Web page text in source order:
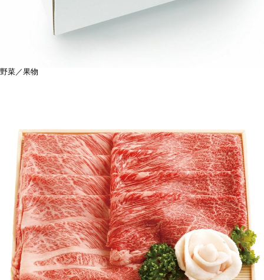
野菜／果物